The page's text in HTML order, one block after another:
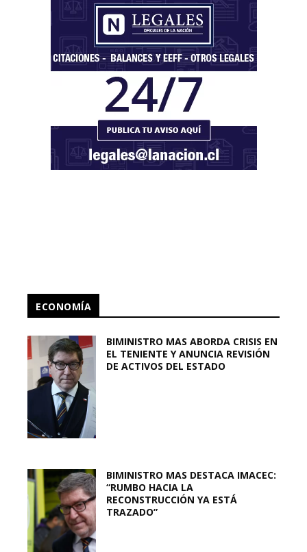
ECONOMÍA
BIMINISTRO MAS ABORDA CRISIS EN
EL TENIENTE Y ANUNCIA REVISIÓN
DE ACTIVOS DEL ESTADO
BIMINISTRO MAS DESTACA IMACEC:
“RUMBO HACIA LA
RECONSTRUCCIÓN YA ESTÁ
TRAZADO”